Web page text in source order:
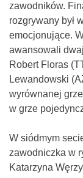
zawodników.
rozgrywany był
emocjonujące.
awansowali
Robert Floras
Lewandowski
wyrównanej
w grze
W siódmym
zawodniczka w
Katarzyna